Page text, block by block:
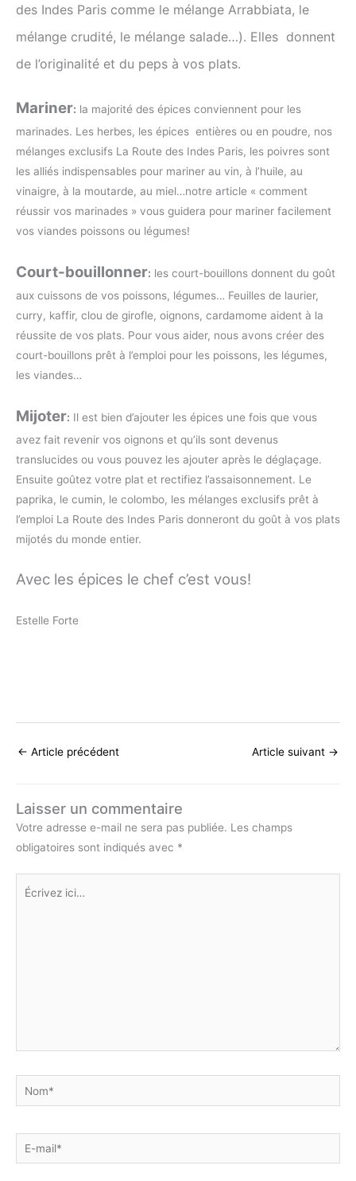
des Indes Paris comme le mélange Arrabbiata, le
mélange crudité, le mélange salade…). Elles donnent
de l’originalité et du peps à vos plats.
Mariner: la majorité des épices conviennent pour les
marinades. Les herbes, les épices entières ou en poudre, nos
mélanges exclusifs La Route des Indes Paris, les poivres sont
les alliés indispensables pour mariner au vin, à l’huile, au
vinaigre, à la moutarde, au miel…notre article « comment
réussir vos marinades » vous guidera pour mariner facilement
vos viandes poissons ou légumes!
Court-bouillonner: les court-bouillons donnent du goût
aux cuissons de vos poissons, légumes… Feuilles de laurier,
curry, kaffir, clou de girofle, oignons, cardamome aident à la
réussite de vos plats. Pour vous aider, nous avons créer des
court-bouillons prêt à l’emploi pour les poissons, les légumes,
les viandes…
Mijoter: Il est bien d’ajouter les épices une fois que vous
avez fait revenir vos oignons et qu’ils sont devenus
translucides ou vous pouvez les ajouter après le déglaçage.
Ensuite goûtez votre plat et rectifiez l’assaisonnement. Le
paprika, le cumin, le colombo, les mélanges exclusifs prêt à
l’emploi La Route des Indes Paris donneront du goût à vos plats
mijotés du monde entier.
Avec les épices le chef c’est vous!
Estelle Forte
← Article précédent Article suivant →
Laisser un commentaire
Votre adresse e-mail ne sera pas publiée. Les champs
obligatoires sont indiqués avec *
Écrivez
Nom*
E-
mail*